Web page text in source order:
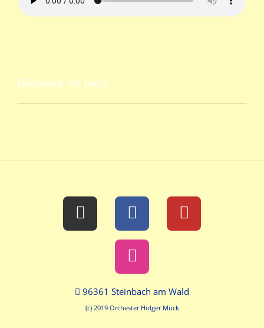
Böhmisch mit Herz
96361 Steinbach am Wald
(c) 2019 Orchester Holger Mück